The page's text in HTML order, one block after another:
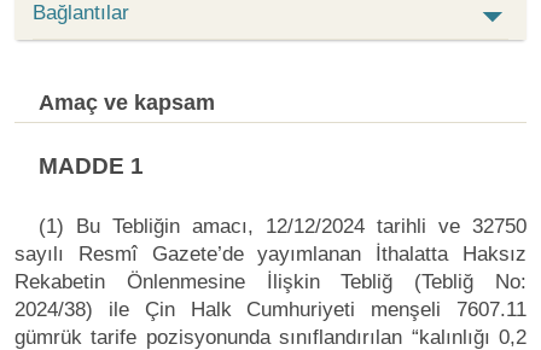
Bağlantılar
Amaç ve kapsam
MADDE 1
(1) Bu Tebliğin amacı, 12/12/2024 tarihli ve 32750
sayılı Resmî Gazete’de yayımlanan İthalatta Haksız
Rekabetin Önlenmesine İlişkin Tebliğ (Tebliğ No:
2024/38) ile Çin Halk Cumhuriyeti menşeli 7607.11
gümrük tarife pozisyonunda sınıflandırılan “kalınlığı 0,2